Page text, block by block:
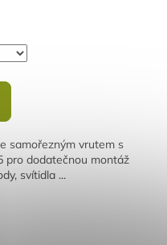
samořezným vrutem s
pro dodatečnou montáž
svítidla ...